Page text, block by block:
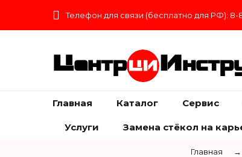
Телефон для связи (бесплатно для РФ): 8-
Центр
Главная Каталог Сервис
Услуги Замена стёкол на
Главная →